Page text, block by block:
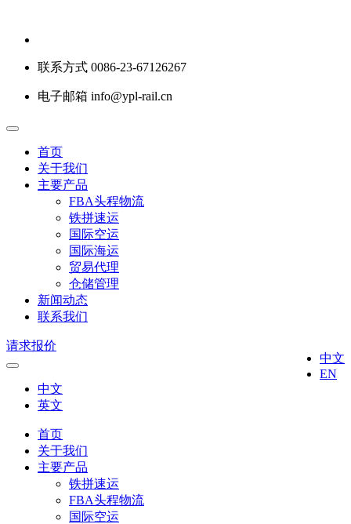
联系方式 0086-23-67126267
电子邮箱 info@ypl-rail.cn
首页
关于我们
主要产品
FBA头程物流
铁拼速运
国际空运
国际海运
贸易代理
仓储管理
新闻动态
联系我们
中文
EN
请求报价
中文
英文
首页
关于我们
主要产品
铁拼速运
FBA头程物流
国际空运